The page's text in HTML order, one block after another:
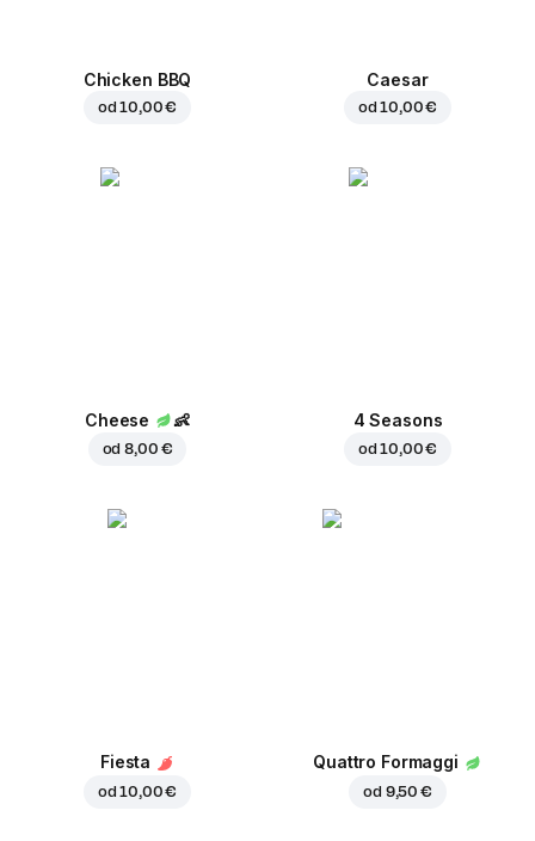
Chicken BBQ
od10,00 €
Caesar
od10,00 €
Cheese 👶
od8,00 €
4 Seasons
od10,00 €
Fiesta
od10,00 €
Quattro Formaggi
od 9,50 €